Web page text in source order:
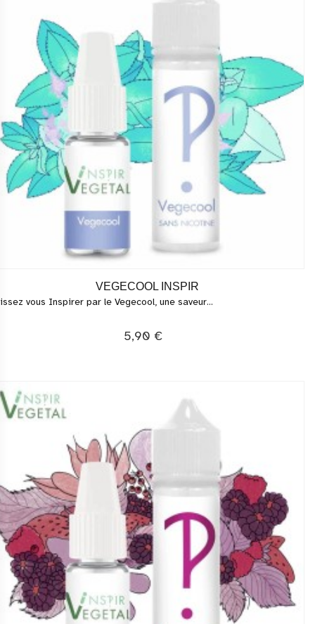
VEGECOOL INSPIR
vous Inspirer par le Vegecool, une saveur...
5,90 €